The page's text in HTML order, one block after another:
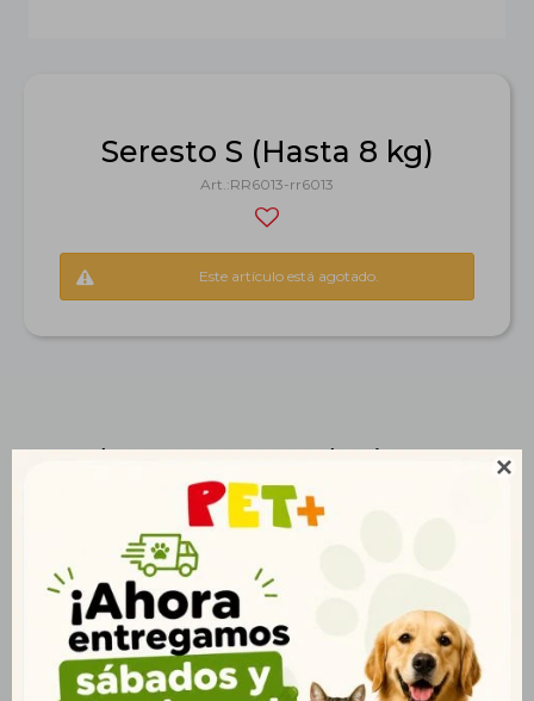

Seresto S (Hasta 8 kg)
RR6013-rr6013
Este artículo está agotado.
Productos que te pueden interesar